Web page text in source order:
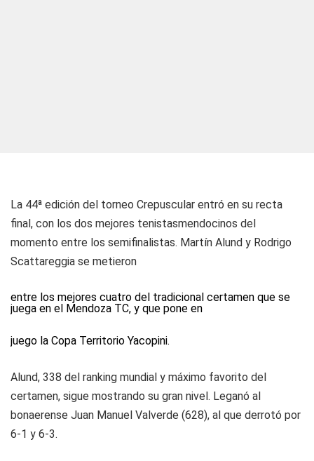
La 44ª edición del torneo Crepuscular entró en su recta
final, con los dos mejores tenistasmendocinos del
momento entre los semifinalistas. Martín Alund y Rodrigo
Scattareggia se metieron
entre los mejores cuatro del tradicional certamen que se
juega en el Mendoza TC, y que pone en
juego la Copa Territorio Yacopini.
Alund, 338 del ranking mundial y máximo favorito del
certamen, sigue mostrando su gran nivel. Leganó al
bonaerense Juan Manuel Valverde (628), al que derrotó por
6-1 y 6-3.